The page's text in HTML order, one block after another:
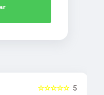
5
☆☆☆☆☆